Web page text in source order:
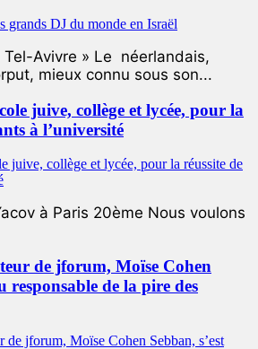
Avivre » Le néerlandais,
mieux connu sous son...
juive, collège et lycée, pour la
à l’université
à Paris 20ème Nous voulons
de jforum, Moïse Cohen
responsable de la pire des